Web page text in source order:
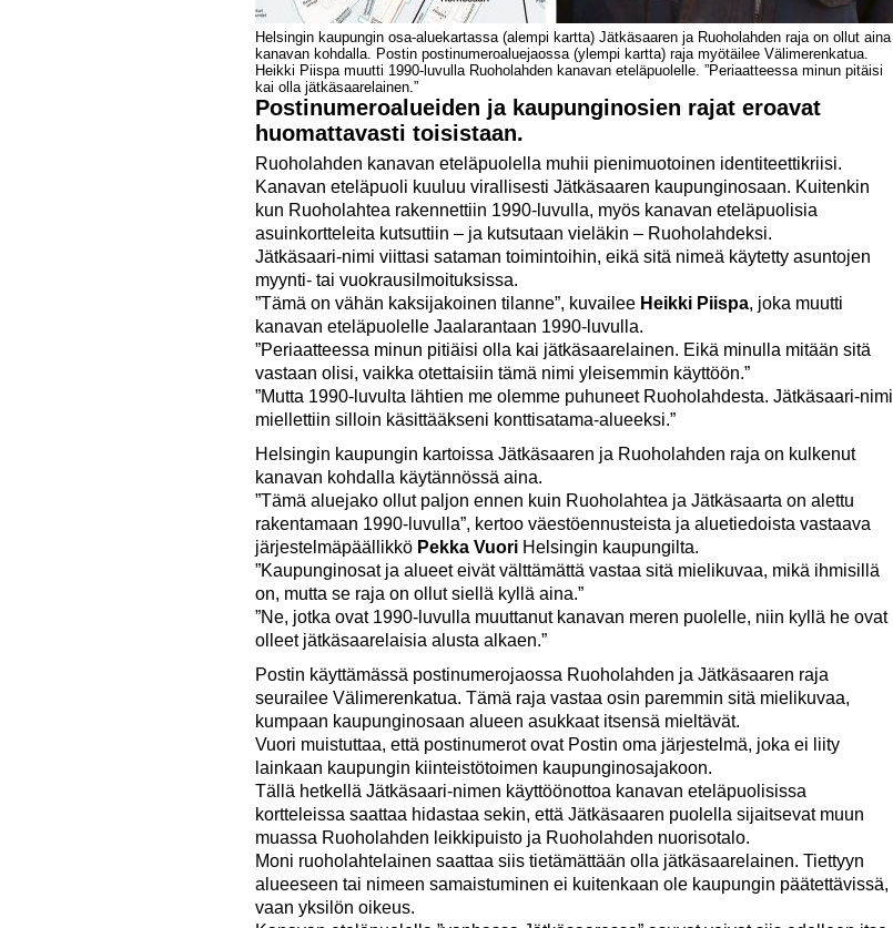
Helsingin kaupungin osa-aluekartassa (alempi kartta) Jätkäsaaren ja Ruoholahden raja on ollut aina
kanavan kohdalla. Postin postinumeroaluejaossa (ylempi kartta) raja myötäilee Välimerenkatua.
Heikki Piispa muutti 1990-luvulla Ruoholahden kanavan eteläpuolelle. ”Periaatteessa minun pitäisi
kai olla jätkäsaarelainen.”
Postinumeroalueiden ja kaupunginosien rajat eroavat
huomattavasti toisistaan.
Ruoholahden kanavan eteläpuolella muhii pienimuotoinen identiteettikriisi.
Kanavan eteläpuoli kuuluu virallisesti Jätkäsaaren kaupunginosaan. Kuitenkin
kun Ruoholahtea rakennettiin 1990-luvulla, myös kanavan eteläpuolisia
asuinkortteleita kutsuttiin – ja kutsutaan vieläkin – Ruoholahdeksi.
Jätkäsaari-nimi viittasi sataman toimintoihin, eikä sitä nimeä käytetty asuntojen
myynti- tai vuokrausilmoituksissa.
”Tämä on vähän kaksijakoinen tilanne”, kuvailee Heikki Piispa, joka muutti
kanavan eteläpuolelle Jaalarantaan 1990-luvulla.
”Periaatteessa minun pitiäisi olla kai jätkäsaarelainen. Eikä minulla mitään sitä
vastaan olisi, vaikka otettaisiin tämä nimi yleisemmin käyttöön.”
”Mutta 1990-luvulta lähtien me olemme puhuneet Ruoholahdesta. Jätkäsaari-nimi
miellettiin silloin käsittääkseni konttisatama-alueeksi.”
Helsingin kaupungin kartoissa Jätkäsaaren ja Ruoholahden raja on kulkenut
kanavan kohdalla käytännössä aina.
”Tämä aluejako ollut paljon ennen kuin Ruoholahtea ja Jätkäsaarta on alettu
rakentamaan 1990-luvulla”, kertoo väestöennusteista ja aluetiedoista vastaava
järjestelmäpäällikkö Pekka Vuori Helsingin kaupungilta.
”Kaupunginosat ja alueet eivät välttämättä vastaa sitä mielikuvaa, mikä ihmisillä
on, mutta se raja on ollut siellä kyllä aina.”
”Ne, jotka ovat 1990-luvulla muuttanut kanavan meren puolelle, niin kyllä he ovat
olleet jätkäsaarelaisia alusta alkaen.”
Postin käyttämässä postinumerojaossa Ruoholahden ja Jätkäsaaren raja
seurailee Välimerenkatua. Tämä raja vastaa osin paremmin sitä mielikuvaa,
kumpaan kaupunginosaan alueen asukkaat itsensä mieltävät.
Vuori muistuttaa, että postinumerot ovat Postin oma järjestelmä, joka ei liity
lainkaan kaupungin kiinteistötoimen kaupunginosa­jakoon.
Tällä hetkellä Jätkäsaari-nimen käyttöönottoa kanavan eteläpuolisissa
kortteleissa saattaa hidastaa sekin, että Jätkäsaaren puolella sijaitsevat muun
muassa Ruoholahden leikkipuisto ja Ruoholahden nuorisotalo.
Moni ruoholahtelainen saattaa siis tietämättään olla jätkäsaarelainen. Tiettyyn
alueeseen tai nimeen samaistuminen ei kuitenkaan ole kaupungin päätettävissä,
vaan yksilön oikeus.